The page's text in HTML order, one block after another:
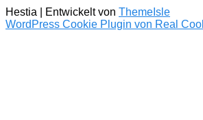
Hestia | Entwickelt von ThemeIsle
WordPress Cookie Plugin von Real